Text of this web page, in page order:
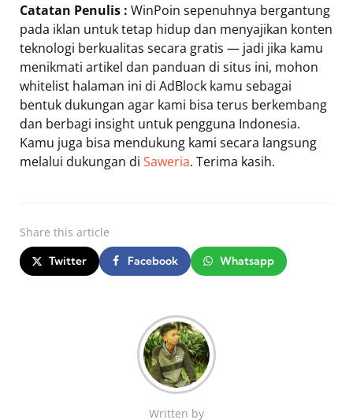
Catatan Penulis : WinPoin sepenuhnya bergantung
pada iklan untuk tetap hidup dan menyajikan konten
teknologi berkualitas secara gratis — jadi jika kamu
menikmati artikel dan panduan di situs ini, mohon
whitelist halaman ini di AdBlock kamu sebagai
bentuk dukungan agar kami bisa terus berkembang
dan berbagi insight untuk pengguna Indonesia.
Kamu juga bisa mendukung kami secara langsung
melalui dukungan di Saweria. Terima kasih.
Share this article
Twitter Facebook Whatsapp
Written by